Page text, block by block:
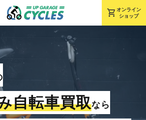
shopping_cart オンライン
ショップ
自転車買取なら